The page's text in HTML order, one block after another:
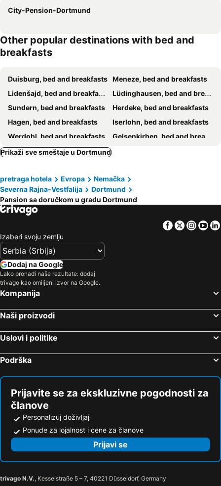
City-Pension-Dortmund
Other popular destinations with bed and
breakfasts
Duisburg, bed and breakfasts Meneze, bed and breakfasts
Lidenšajd, bed and breakfasts
Lüdinghausen, bed and breakfasts
Sundern, bed and breakfasts
Herdeke, bed and breakfasts
Hagen, bed and breakfasts
Iserlohn, bed and breakfasts
Werdohl, bed and breakfasts
Gelsenkirhen, bed and breakfasts
Lippetal, bed and breakfasts
Herne, bed and breakfasts
Oberhauzen, bed and breakfasts
Metman, bed and breakfasts
Bohum, bed and breakfasts
Šprokhevel, bed and breakfasts
Schalksmühle, bed and breakfasts
Hattingen, bed and breakfasts
Kastrop-Rauksel, bed and breakfasts
Prikaži sve smeštaje u Dortmund
pretraga hotela Evropa
Nemačka
Severna Rajna-Vestfalija
Dortmund
Pansion sa doručkom u gradu Dortmund
Facebook
Twitter
Izaberi svoju zemlju
Dodaj na Google
Lako pronađi naše rezultate: dodaj
trivago kao omiljeni izvor na Google.
Kompanija
Naši proizvodi
Uslovi i politike
Podrška
Prijavite se za ekskluzivne pogodnosti za
članove
Personalizuj doživljaj
Ponude za lojalnost i cene za članove
Prijavi se
trivago N.V., Kesselstraße 5 – 7, 40221 Düsseldorf, Germany